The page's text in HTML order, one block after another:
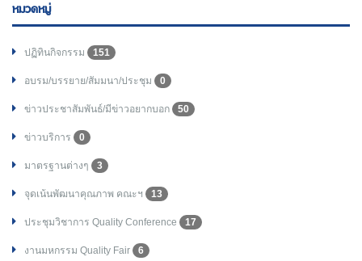
หมวดหมู่
ปฏิทินกิจกรรม 151
อบรม/บรรยาย/สัมมนา/ประชุม 0
ข่าวประชาสัมพันธ์/มีข่าวอยากบอก 50
ข่าวบริการ 0
มาตรฐานต่างๆ 3
จุดเน้นพัฒนาคุณภาพ คณะฯ 13
ประชุมวิชาการ Quality Conference 17
งานมหกรรม Quality Fair 6